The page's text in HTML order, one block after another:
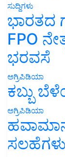
ಸುದ್ದಿಗಳು
ಭಾರತದ
FPO
ಭರವಸೆ
ಅಗ್ರಿಪಿಡಿಯಾ
ಕಬ್ಬು
ಅಗ್ರಿಪಿಡಿಯಾ
ಸಲಹೆಗಳು